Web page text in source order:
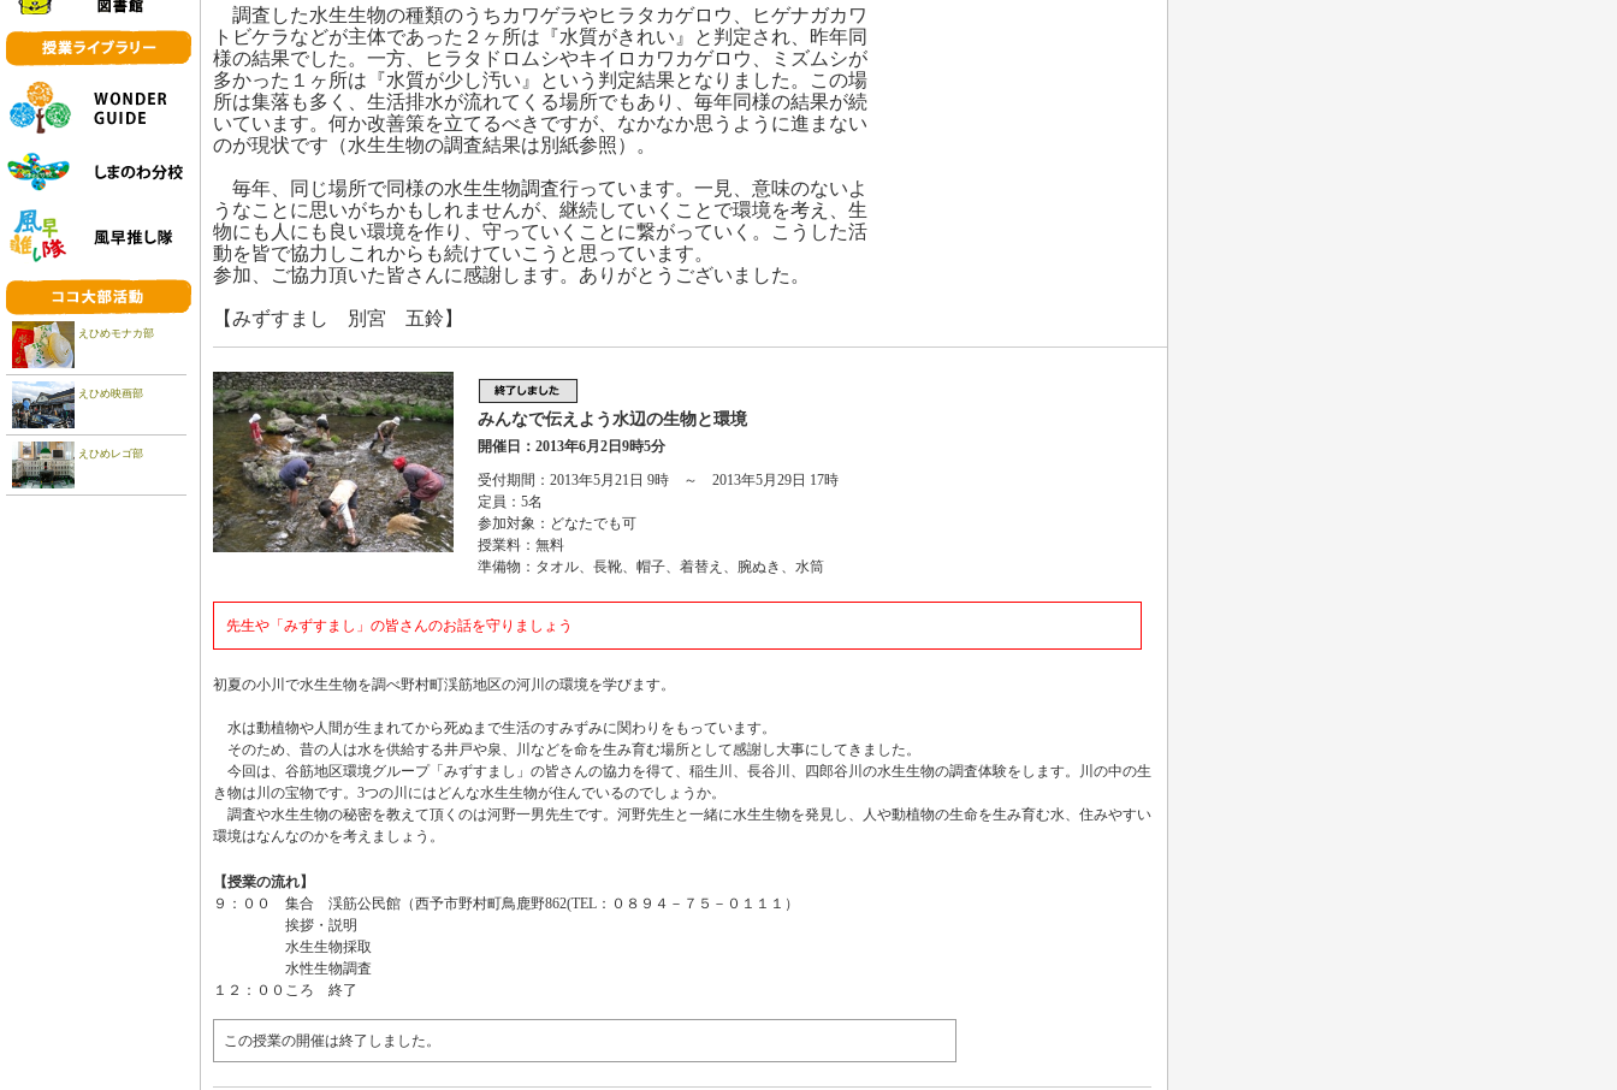
えひめモナカ部
えひめ映画部
えひめレゴ部
調査した水生生物の種類のうちカワゲラやヒラタカゲロウ、ヒゲナガカワ
トビケラなどが主体であった２ヶ所は『水質がきれい』と判定され、昨年同
様の結果でした。一方、ヒラタドロムシやキイロカワカゲロウ、ミズムシが
多かった１ヶ所は『水質が少し汚い』という判定結果となりました。この場
所は集落も多く、生活排水が流れてくる場所でもあり、毎年同様の結果が続
いています。何か改善策を立てるべきですが、なかなか思うように進まない
のが現状です（水生生物の調査結果は別紙参照）。
毎年、同じ場所で同様の水生生物調査行っています。一見、意味のないよ
うなことに思いがちかもしれませんが、継続していくことで環境を考え、生
物にも人にも良い環境を作り、守っていくことに繋がっていく。こうした活
動を皆で協力しこれからも続けていこうと思っています。
参加、ご協力頂いた皆さんに感謝します。ありがとうございました。
【みずすまし 別宮 五鈴】
みんなで伝えよう水辺の生物と環境
開催日：2013年6月2日9時5分
受付期間：2013年5月21日 9時 ～ 2013年5月29日 17時
定員：5名
参加対象：どなたでも可
授業料：無料
準備物：タオル、長靴、帽子、着替え、腕ぬき、水筒
先生や「みずすまし」の皆さんのお話を守りましょう
初夏の小川で水生生物を調べ野村町渓筋地区の河川の環境を学びます。
水は動植物や人間が生まれてから死ぬまで生活のすみずみに関わりをもっています。
そのため、昔の人は水を供給する井戸や泉、川などを命を生み育む場所として感謝し大事にしてきました。
今回は、谷筋地区環境グループ「みずすまし」の皆さんの協力を得て、稲生川、長谷川、四郎谷川の水生生物の調査体験をします。川の中の生
き物は川の宝物です。3つの川にはどんな水生生物が住んでいるのでしょうか。
調査や水生生物の秘密を教えて頂くのは河野一男先生です。河野先生と一緒に水生生物を発見し、人や動植物の生命を生み育む水、住みやすい
環境はなんなのかを考えましょう。
【授業の流れ】
９：００ 集合 渓筋公民館（西予市野村町鳥鹿野862(TEL：０８９４－７５－０１１１）
挨拶・説明
水生生物採取
水性生物調査
１２：００ころ 終了
この授業の開催は終了しました。